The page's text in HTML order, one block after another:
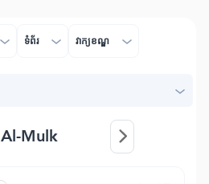
ទំព័រ វាក្យខណ្ឌ
Al-Mulk